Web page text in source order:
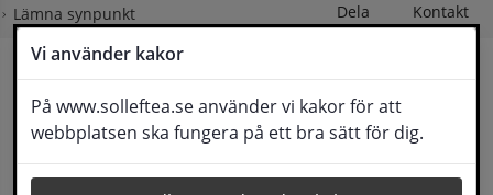
Vi använder kakor
På www.solleftea.se använder vi kakor för att
webbplatsen ska fungera på ett bra sätt för dig.
Lämna synpunkt
Dela Kontakt
Lämna synpunkt
Här kan du lämna synpunkter, förslag och